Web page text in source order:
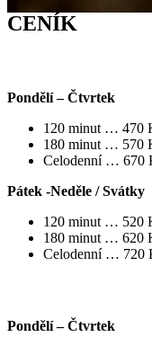
CENÍK
Pondělí – Čtvrtek
120 minut … 470
180 minut … 570
Celodenní … 670
Pátek -Neděle / Svátky
120 minut … 520
180 minut … 620
Celodenní … 720
Pondělí – Čtvrtek